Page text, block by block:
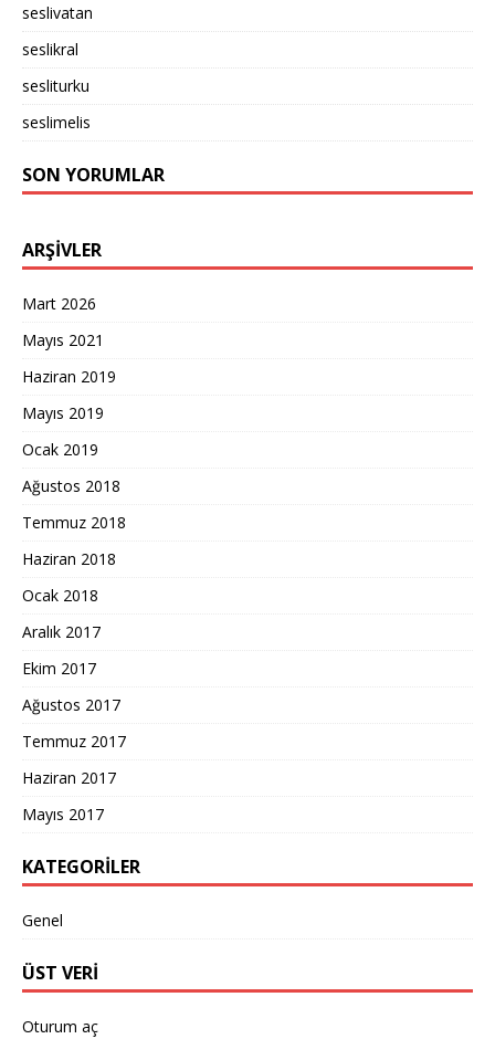
seslivatan
seslikral
sesliturku
seslimelis
SON YORUMLAR
ARŞIVLER
Mart 2026
Mayıs 2021
Haziran 2019
Mayıs 2019
Ocak 2019
Ağustos 2018
Temmuz 2018
Haziran 2018
Ocak 2018
Aralık 2017
Ekim 2017
Ağustos 2017
Temmuz 2017
Haziran 2017
Mayıs 2017
KATEGORILER
Genel
ÜST VERI
Oturum aç